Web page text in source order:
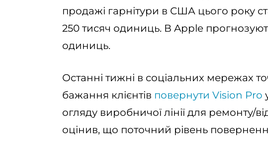
продажі гарнітури в США цього року
250 тисяч одиниць. В Apple
одиниць.
Останні тижні в соціальних мережах
бажання клієнтів повернути Vision Pro
огляду виробничої лінії для ремонту/
оцінив, що поточний рівень